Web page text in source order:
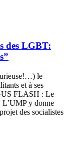
des LGBT:
le
et à ses
FLASH : Le
L’UMP y donne
des socialistes